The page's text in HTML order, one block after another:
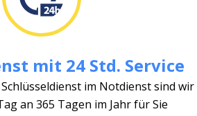
mit 24 Std. Service
im Notdienst sind wir
an 365 Tagen im Jahr für Sie